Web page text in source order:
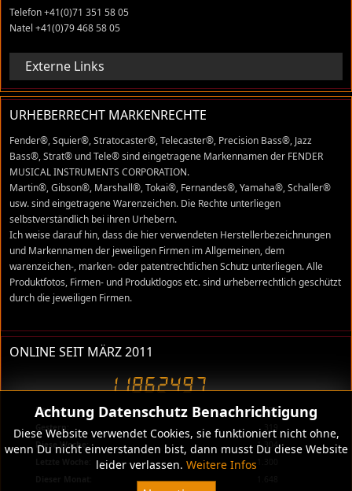
Achtung Datenschutz Benachrichtigung
Diese Website verwendet Cookies, sie funktioniert nicht ohne,
wenn Du nicht einverstanden bist, dann musst Du diese Website
leider verlassen. Weitere Infos
Telefon +41(0)71 351 58 05
Natel +41(0)79 468 58 05
Externe Links
URHEBERRECHT MARKENRECHTE
Fender®, Squier®, Stratocaster®, Telecaster®, Precision Bass®, Jazz
Bass®, Strat® und Tele® sind eingetragene Markennamen der FENDER
MUSICAL INSTRUMENTS CORPORATION.
Martin®, Gibson®, Marshall®, Tokai®, Fernandes®, Yamaha®, Schaller®
usw. sind eingetragene Warenzeichen. Die Rechte unterliegen
selbstverständlich bei ihren Urhebern.
Ich weise darauf hin, dass die hier verwendeten Herstellerbezeichnungen
und Markennamen der jeweiligen Firmen im Allgemeinen, dem
warenzeichen-, marken- oder patentrechtlichen Schutz unterliegen. Alle
Produktfotos, Firmen- und Produktlogos etc. sind urheberrechtlich geschützt
durch die jeweiligen Firmen.
ONLINE SEIT MÄRZ 2011
Heute:
322
Gestern:
319
Diese Woche:
1.304